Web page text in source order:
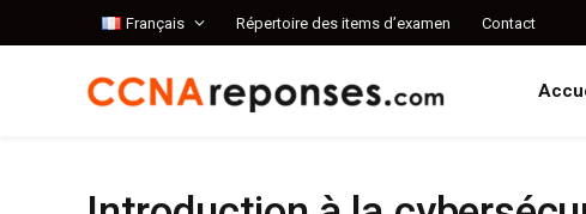
Français Répertoire des items d’examen Contact